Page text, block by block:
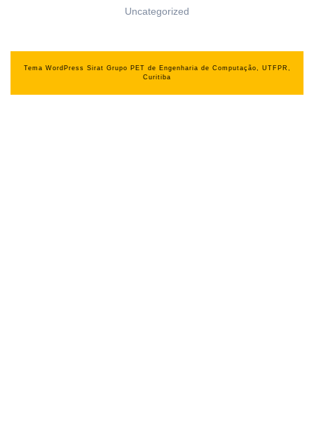
Uncategorized
Tema WordPress Sirat Grupo PET de Engenharia de Computação, UTFPR,
Curitiba